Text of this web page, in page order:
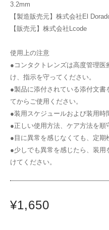
3.2mm
【製造販売元】株式会社El
【販売元】株式会社Lcode
使用上の注意
●コンタクトレンズは高度管理
け、指示を守ってください。
●製品に添付されている添付文書
てからご使用ください。
●装用スケジュールおよび装用時
●正しい使用方法、ケア方法を順
●目に異常を感じなくても、定期
●少しでも異常を感じたら、装
けてください。
¥1,650